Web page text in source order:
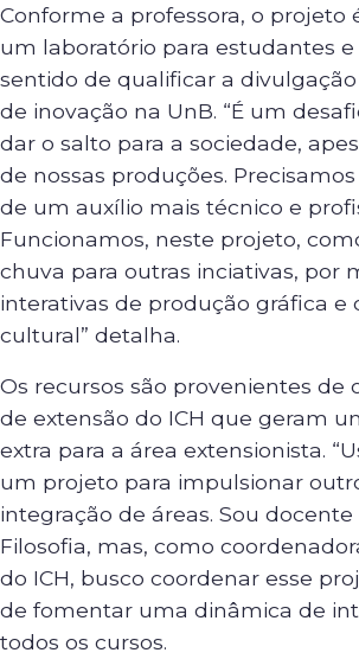
Conforme a professora, o projeto
um laboratório para estudantes
sentido de qualificar a divulgação
de inovação na UnB. “É um
dar o salto para a sociedade,
de nossas produções.
de um auxílio mais técnico e
Funcionamos, neste projeto,
chuva para outras inciativas, por
interativas de produção gráfica e
cultural” detalha.
Os recursos são provenientes de
de extensão do ICH que geram
extra para a área extensionista.
um projeto para impulsionar
integração de áreas. Sou
Filosofia, mas, como
do ICH, busco coordenar esse
de fomentar uma dinâmica de
todos os cursos.